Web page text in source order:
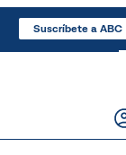
Suscríbete a ABC